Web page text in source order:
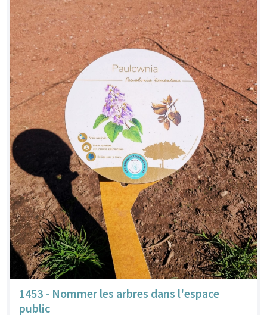
1453 - Nommer les arbres dans l'espace
public